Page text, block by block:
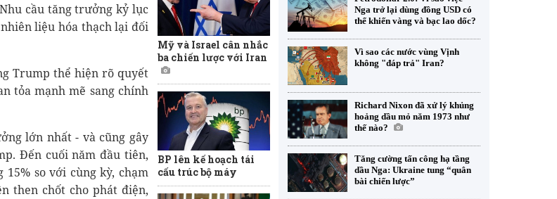
cầu tăng trưởng kỷ lục
liệu hóa thạch lại đối
Trump thể hiện rõ quyết
tỏa mạnh mẽ sang chính
lớn nhất - và cũng gây
Đến cuối năm đầu tiên,
so với cùng kỳ, chạm
then chốt cho phát điện,
Mỹ và Israel cân nhắc
ba chiến lược với Iran
BP lên kế hoạch tái
cấu trúc bộ máy
Petrodollar 2.0: Vì sao việc
Nga trở lại dùng đồng USD có
thể khiến vàng và bạc lao dốc?
Vì sao các nước vùng Vịnh
không "đáp trả" Iran?
Richard Nixon đã xử lý khủng
hoảng dầu mỏ năm 1973 như
Tăng cường tấn công hạ tầng
dầu Nga: Ukraine tung “quân
bài chiến lược”